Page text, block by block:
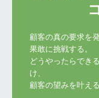
コー
顧客の真の要求を
果敢に挑戦する。
どうやったらでき
け、
顧客の望みを叶える